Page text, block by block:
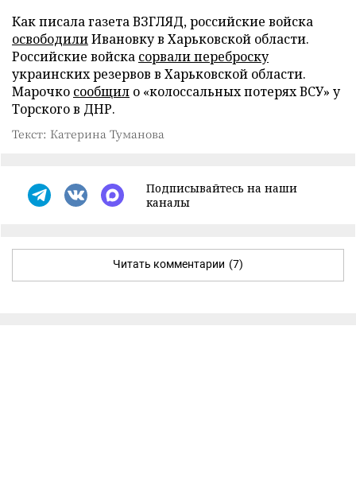
Как писала газета ВЗГЛЯД, российские войска
освободилиИвановку в Харьковской области.
Российские войска сорвали переброску
украинских резервов в Харьковской области.
Марочко сообщил о «колоссальных потерях ВСУ» у
Торского в ДНР.
Текст: Катерина Туманова
Подписывайтесь на наши
каналы
Читать комментарии (7)